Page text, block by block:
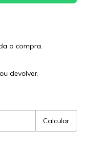
a compra.
devolver.
Calcular